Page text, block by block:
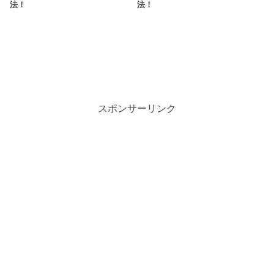
法！
法！
スポンサーリンク